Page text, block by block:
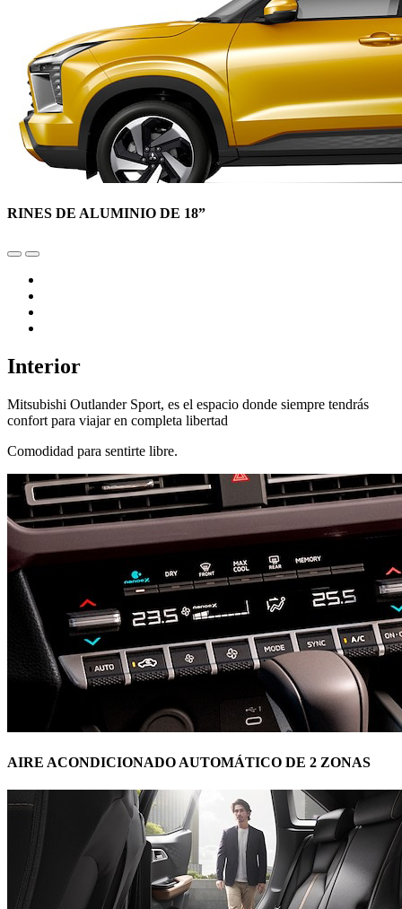
RINES DE ALUMINIO DE 18”
Interior
Mitsubishi Outlander Sport, es el espacio donde siempre tendrás
confort para viajar en completa libertad
Comodidad para sentirte libre.
AIRE ACONDICIONADO AUTOMÁTICO DE 2 ZONAS